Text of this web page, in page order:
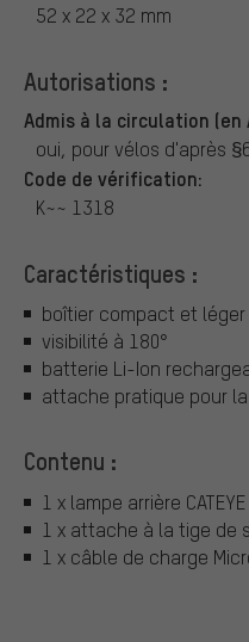
52 x 22 x 32 mm
Autorisations :
Admis à la circulation (en
oui, pour vélos d'après
Code de vérification:
K~~ 1318
Caractéristiques :
boîtier compact et léger
visibilité à 180°
batterie Li-Ion
attache pratique pour
Contenu :
1 x lampe arrière
1 x attache à la tige de
1 x câble de charge